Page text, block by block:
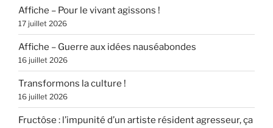
Affiche – Pour le vivant agissons !
17 juillet 2026
Affiche – Guerre aux idées nauséabondes
16 juillet 2026
Transformons la culture !
16 juillet 2026
Fructôse : l’impunité d’un artiste résident agresseur, ça